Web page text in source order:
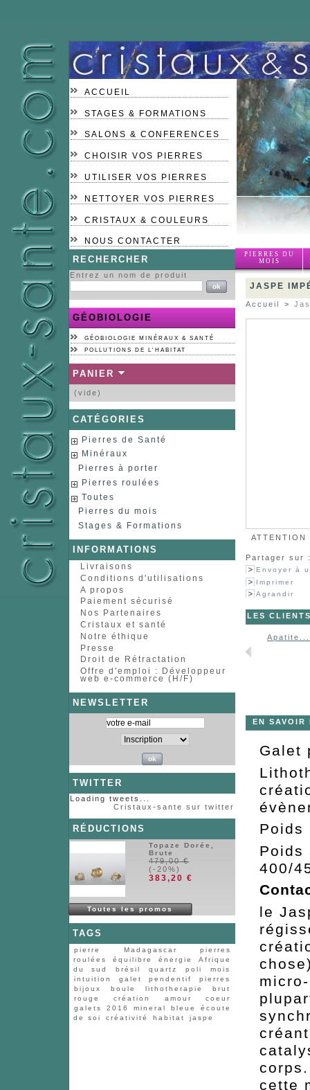
ACCUEIL
STAGES & FORMATIONS
SALONS & CONFERENCES
CHOISIR VOS PIERRES
UTILISER VOS PIERRES
NETTOYER VOS PIERRES
CRISTAUX & COULEURS
NOUS CONTACTER
PIERRES DU
MOIS
RECHERCHER
Entrez un nom de produit
GÉOBIOLOGIE
GÉOBIOLOGIE MINÉRAUX & SANTÉ
POLLUTIONS DE L'HABITAT
PANIER
(vide)
CATÉGORIES
Pierres de Santé
Minéraux
Pierres à porter
Pierres roulées
Toutes
Pierres du mois
Stages & Formations
INFORMATIONS
Livraisons
Conditions d'utilisations
A propos
Paiement sécurisé
Nos Partenaires
Cristaux et santé
Notre éthique
Presse
Droit de Rétractation
Offre d'emploi : Développeur
web e-commerce (H/F)
NEWSLETTER
TWITTER
Loading tweets...
Cristaux-sante sur twitter
RÉDUCTIONS
Topaze Dorée,
Brute
479,00 €
(-20%)
383,20 €
Toutes les promos
TAGS
pierre Madagascar
pierres
roulées
équilibre énergie
Afrique
du sud
brésil quartz poli
mois
intuition
galet pendentif
pierres
bijoux
boule lithotherapie
brut
rouge
création amour
coeur
galets
2016 mineral bleue
écoute
de soi
créativité habitat jaspe
JASPE
Accueil >
Partager sur
Envoyer à
Imprimer
Agrandir
LES
Apatite...
EN SAVOIR
Galet
Poids
Poids
400/
le
cette